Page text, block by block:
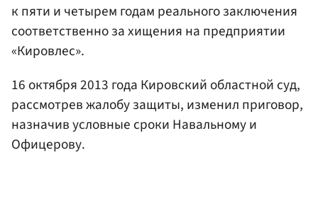
к пяти и четырем годам реального заключения
соответственно за хищения на предприятии
«Кировлес».
16 октября 2013 года Кировский областной суд,
рассмотрев жалобу защиты, изменил приговор,
назначив условные сроки Навальному и
Офицерову.